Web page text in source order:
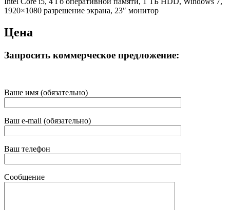
1920×1080 разрешение экрана, 23″ монитор
Цена
Запросить коммерческое предложение:
Ваше имя (обязательно)
Ваш e-mail (обязательно)
Ваш телефон
Сообщение